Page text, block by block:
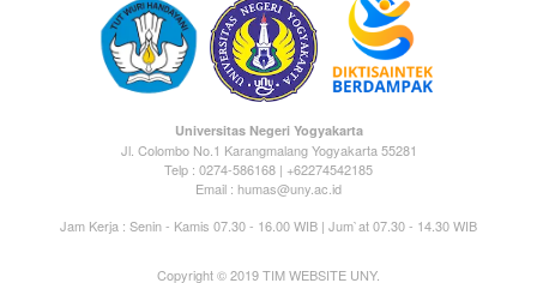
Universitas Negeri Yogyakarta
Jl. Colombo No.1 Karangmalang Yogyakarta 55281
Telp : 0274-586168 | +62274542185
Email : humas@uny.ac.id
Jam Kerja : Senin - Kamis 07.30 - 16.00 WIB | Jum`at 07.30 - 14.30 WIB
Copyright © 2019 TIM WEBSITE UNY.